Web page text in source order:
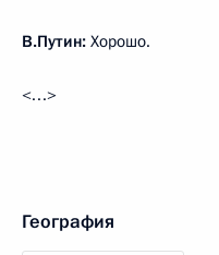
В.Путин: Хорошо.
<…>
География